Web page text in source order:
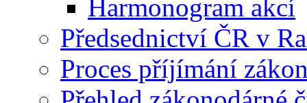
Harmonogram akcí
Předsednictví ČR v
Proces příjímání